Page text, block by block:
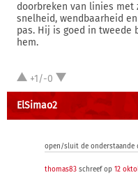
doorbreken van linies met
snelheid, wendbaarheid
pas. Hij is goed in tweede
hem.
+1/-0
ElSimao2
open/sluit de onderstaande
thomas83 schreef op 12